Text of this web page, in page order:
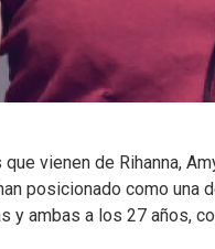
vienen de Rihanna,
posicionado como
y ambas a los 27 años,